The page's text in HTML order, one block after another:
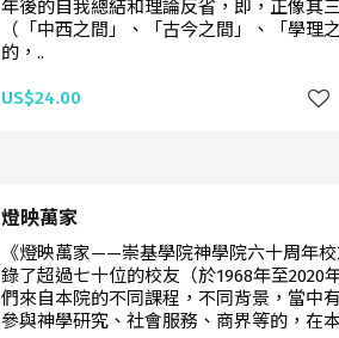
年後的自我總結和理論反省，即，正像其
（「中西之間」、「古今之間」、「學理
的，..
US$24.00
燈映萬家
《燈映萬家——崇基學院神學院六十周年
錄了超過七十位的校友（於1968年至2020
們來自本院的不同課程，不同背景，當中
參與神學研究、社會服務、商界等的，在